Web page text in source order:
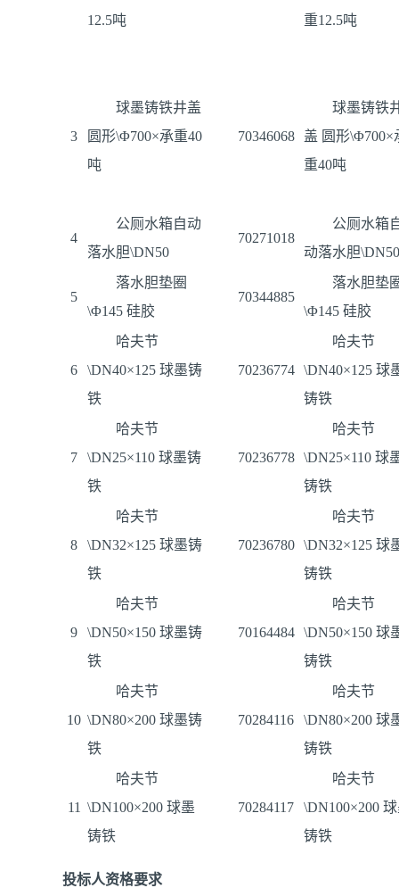
12.5吨
重12.5吨
3
球墨铸铁井盖
圆形\Φ700×承重40
吨
70346068
球墨铸铁
盖 圆形\Φ700×
重40吨
4
公厕水箱自动
落水胆\DN50
70271018
公厕水箱
动落水胆\DN50
5
落水胆垫圈
\Φ145 硅胶
70344885
落水胆垫
\Φ145 硅胶
6
哈夫节
\DN40×125 球墨铸
铁
70236774
哈夫节
\DN40×125 球
铸铁
7
哈夫节
\DN25×110 球墨铸
铁
70236778
哈夫节
\DN25×110 球
铸铁
8
哈夫节
\DN32×125 球墨铸
铁
70236780
哈夫节
\DN32×125 球
铸铁
9
哈夫节
\DN50×150 球墨铸
铁
70164484
哈夫节
\DN50×150 球
铸铁
10
哈夫节
\DN80×200 球墨铸
铁
70284116
哈夫节
\DN80×200 球
铸铁
11
哈夫节
\DN100×200 球墨
铸铁
70284117
哈夫节
\DN100×200
铸铁
投标人资格要求